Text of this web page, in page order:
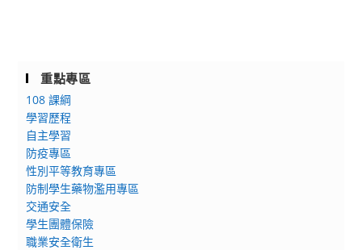
重點專區
108 課綱
學習歷程
自主學習
防疫專區
性別平等教育專區
防制學生藥物濫用專區
交通安全
學生團體保險
職業安全衛生